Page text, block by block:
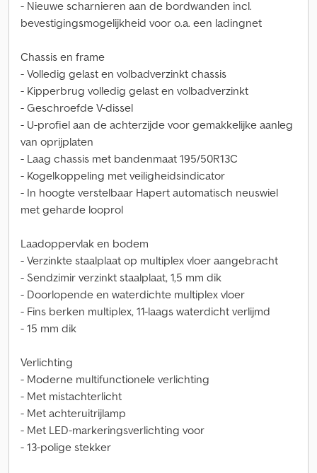
- Nieuwe scharnieren aan de bordwanden incl.
bevestigingsmogelijkheid voor o.a. een ladingnet
Chassis en frame
- Volledig gelast en volbadverzinkt chassis
- Kipperbrug volledig gelast en volbadverzinkt
- Geschroefde V-dissel
- U-profiel aan de achterzijde voor gemakkelijke aanleg
van oprijplaten
- Laag chassis met bandenmaat 195/50R13C
- Kogelkoppeling met veiligheidsindicator
- In hoogte verstelbaar Hapert automatisch neuswiel
met geharde looprol
Laadoppervlak en bodem
- Verzinkte staalplaat op multiplex vloer aangebracht
- Sendzimir verzinkt staalplaat, 1,5 mm dik
- Doorlopende en waterdichte multiplex vloer
- Fins berken multiplex, 11-laags waterdicht verlijmd
- 15 mm dik
Verlichting
- Moderne multifunctionele verlichting
- Met mistachterlicht
- Met achteruitrijlamp
- Met LED-markeringsverlichting voor
- 13-polige stekker